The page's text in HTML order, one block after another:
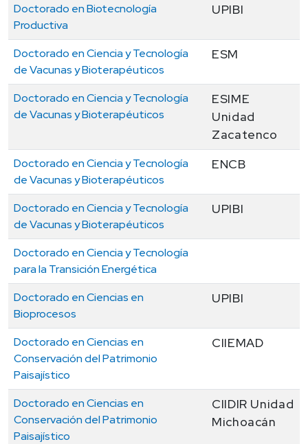
Doctorado en Biotecnología
Productiva
UPIBI
Doctorado en Ciencia y Tecnología
de Vacunas y Bioterapéuticos
ESM
Doctorado en Ciencia y Tecnología
de Vacunas y Bioterapéuticos
ESIME
Unidad
Zacatenco
Doctorado en Ciencia y Tecnología
de Vacunas y Bioterapéuticos
ENCB
Doctorado en Ciencia y Tecnología
de Vacunas y Bioterapéuticos
UPIBI
Doctorado en Ciencia y Tecnología
para la Transición Energética
Doctorado en Ciencias en
Bioprocesos
UPIBI
Doctorado en Ciencias en
Conservación del Patrimonio
Paisajístico
CIIEMAD
Doctorado en Ciencias en
Conservación del Patrimonio
Paisajístico
CIIDIR Unidad
Michoacán